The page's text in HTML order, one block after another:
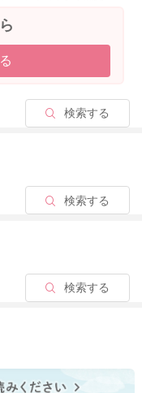
ないのでしたら、そ
いますよ。
2026/4/30 4:41
検索する
検索する
検索する